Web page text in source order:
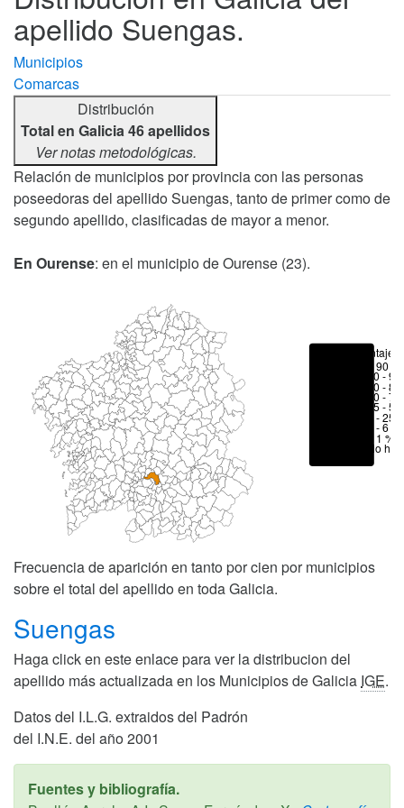
apellido Suengas.
Municipios
Comarcas
Distribución
Total en Galicia 46 apellidos
Ver notas metodológicas.
Relación de municipios por provincia con las personas
poseedoras del apellido Suengas, tanto de primer como de
segundo apellido, clasificadas de mayor a menor.
En Ourense: en el municipio de Ourense (23).
Porcentajes
> 90 %
80 -
70 -
50 -
25 -
6 - 25
1 - 6 %
< 1 %
No hay
Frecuencia de aparición en tanto por cien por municipios
sobre el total del apellido en toda Galicia.
Suengas
Haga click en este enlace para ver la distribucion del
apellido más actualizada en los Municipios de Galicia IGE.
Datos del I.L.G. extraidos del Padrón
del I.N.E. del año 2001
Fuentes y bibliografía.